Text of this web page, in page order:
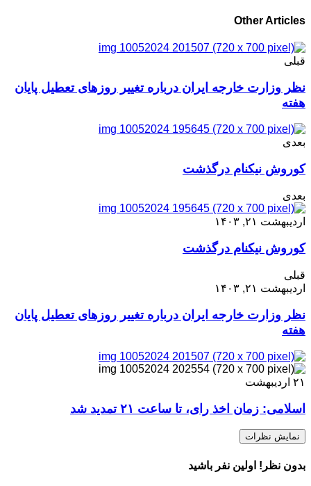
Other Articles
قبلی
نظر وزارت خارجه ایران درباره تغییر روزهای تعطیل پایان
هفته
بعدی
کوروش نیکنام درگذشت
بعدی
اردیبهشت ۲۱, ۱۴۰۳
کوروش نیکنام درگذشت
قبلی
اردیبهشت ۲۱, ۱۴۰۳
نظر وزارت خارجه ایران درباره تغییر روزهای تعطیل پایان
هفته
۲۱ اردیبهشت
اسلامی: زمان اخذ رای، تا ساعت ۲۱ تمدید شد
نمایش نظرات
بدون نظر! اولین نفر باشید